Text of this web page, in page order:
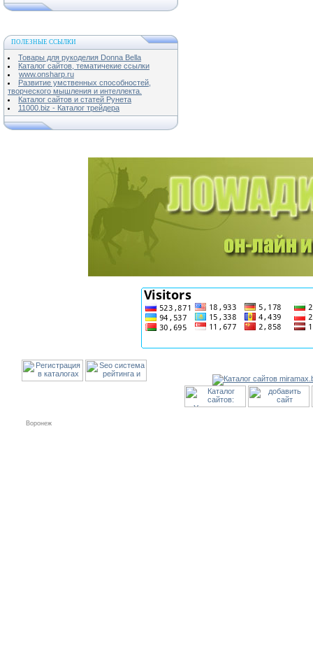
ПОЛЕЗНЫЕ ССЫЛКИ
Товары для рукоделия Donna Bella
Каталог сайтов, тематичекие ссылки
www.onsharp.ru
Развитие умственных способностей,
творческого мышления и интеллекта.
Каталог сайтов и статей Рунета
11000.biz - Каталог трейдера
Воронеж